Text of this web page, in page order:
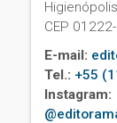
CEP
E-mail:
Tel.: +55
Instagram: